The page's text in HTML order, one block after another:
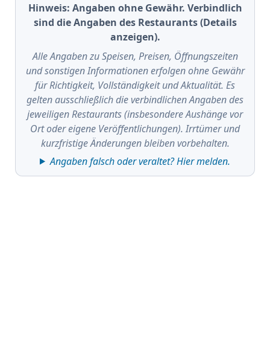
Hinweis: Angaben ohne Gewähr. Verbindlich
sind die Angaben des Restaurants (Details
anzeigen).
Alle Angaben zu Speisen, Preisen, Öffnungszeiten
und sonstigen Informationen erfolgen ohne Gewähr
für Richtigkeit, Vollständigkeit und Aktualität. Es
gelten ausschließlich die verbindlichen Angaben des
jeweiligen Restaurants (insbesondere Aushänge vor
Ort oder eigene Veröffentlichungen). Irrtümer und
kurzfristige Änderungen bleiben vorbehalten.
Angaben falsch oder veraltet? Hier melden.